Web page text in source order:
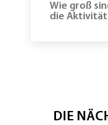
Wie groß
die
DIE